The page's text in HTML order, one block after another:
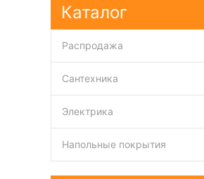
Каталог
Распродажа
Сантехника
Электрика
Напольные покрытия